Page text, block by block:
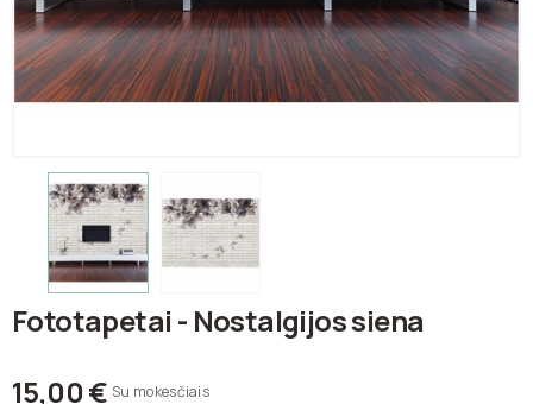
Fototapetai - Nostalgijos siena
15,00 € Su mokesčiais